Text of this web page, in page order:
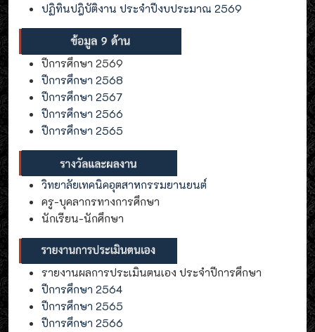
ปฏิทินปฎิบัติงาน ประจำปีงบประมาณ 2569
ปีการศึกษา 2569
ปีการศึกษา 2568
ปีการศึกษา 2567
ปีการศึกษา 2566
ปีการศึกษา 2565
วิทยาลัยเทคนิคอุตสาหกรรมยานยนต์
ครู-บุคลากรทางการศึกษา
นักเรียน-นักศึกษา
รายงานผลการประเมินตนเอง ประจำปีการศึกษา
ปีการศึกษา 2564
ปีการศึกษา 2565
ปีการศึกษา 2566